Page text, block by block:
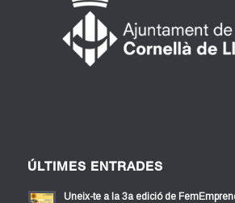
ÚLTIMES ENTRADES
Uneix-te a la 3a edició de